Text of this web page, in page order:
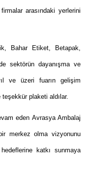
arasındaki yerlerini
Bahar Etiket, Betapak,
sektörün dayanışma ve
ve üzeri fuarın gelişim
plaketi aldılar.
eden Avrasya Ambalaj
merkez olma vizyonunu
katkı sunmaya